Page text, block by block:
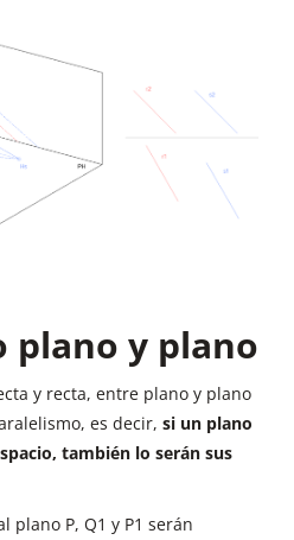
plano y plano
y recta, entre plano y plano
es decir, si un plano
también lo serán sus
plano P, Q1 y P1 serán